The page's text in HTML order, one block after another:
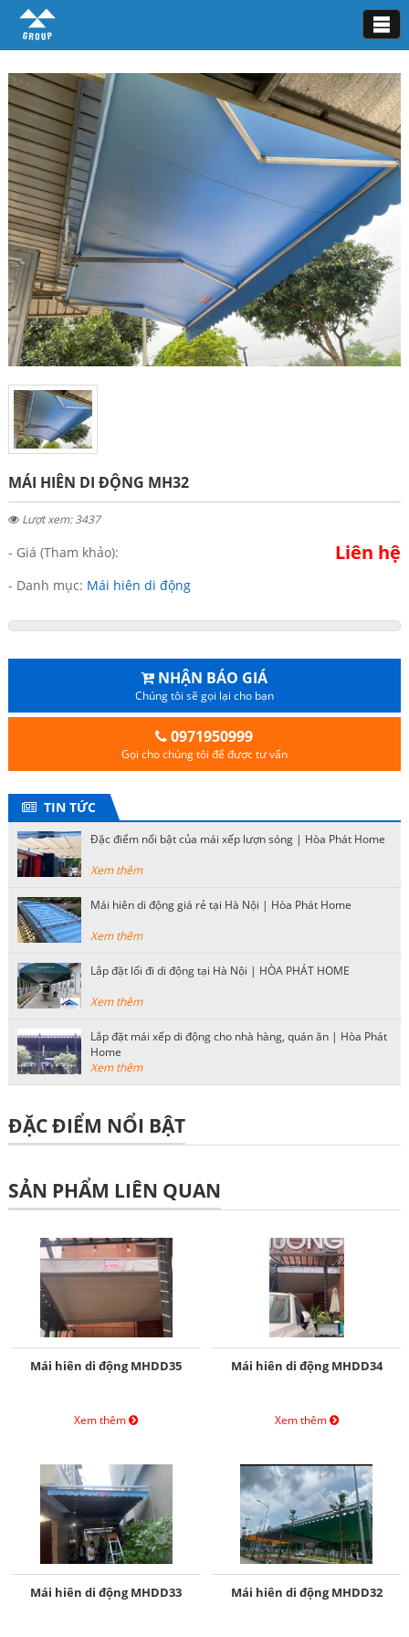
MÁI HIÊN DI ĐỘNG MH32
Lượt xem: 3437
- Giá (Tham khảo): Liên hệ
- Danh mục: Mái hiên di động
NHẬN BÁO GIÁ
Chúng tôi sẽ gọi lại cho bạn
0971950999
Gọi cho chúng tôi để được tư vấn
TIN TỨC
Đặc điểm nổi bật của mái xếp lượn sóng | Hòa Phát Home
Xem thêm
Mái hiên di động giá rẻ tại Hà Nội | Hòa Phát Home
Xem thêm
Lắp đặt lối đi di động tại Hà Nội | HÒA PHÁT HOME
Xem thêm
Lắp đặt mái xếp di động cho nhà hàng, quán ăn | Hòa Phát
Home
Xem thêm
ĐẶC ĐIỂM NỔI BẬT
SẢN PHẨM LIÊN QUAN
Mái hiên di động MHDD35
Xem thêm
Mái hiên di động MHDD34
Xem thêm
Mái hiên di động MHDD33 Mái hiên di động MHDD32